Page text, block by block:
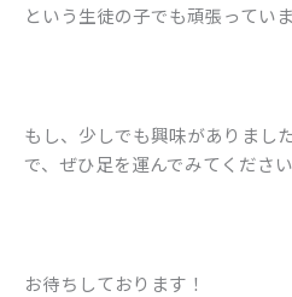
という生徒の子でも頑張っていま
もし、少しでも興味がありまし
で、ぜひ足を運んでみてください
お待ちしております！